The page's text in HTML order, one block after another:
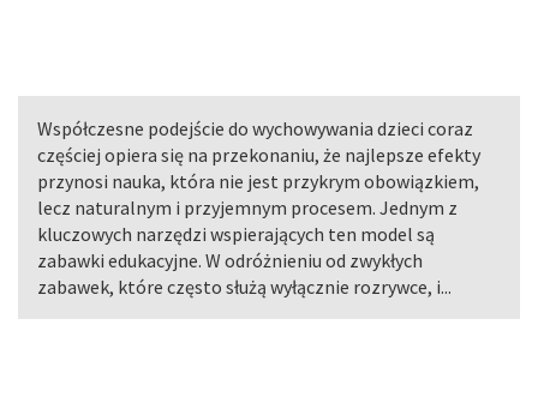
Współczesne podejście do wychowywania dzieci coraz
częściej opiera się na przekonaniu, że najlepsze efekty
przynosi nauka, która nie jest przykrym obowiązkiem,
lecz naturalnym i przyjemnym procesem. Jednym z
kluczowych narzędzi wspierających ten model są
zabawki edukacyjne. W odróżnieniu od zwykłych
zabawek, które często służą wyłącznie rozrywce, i...